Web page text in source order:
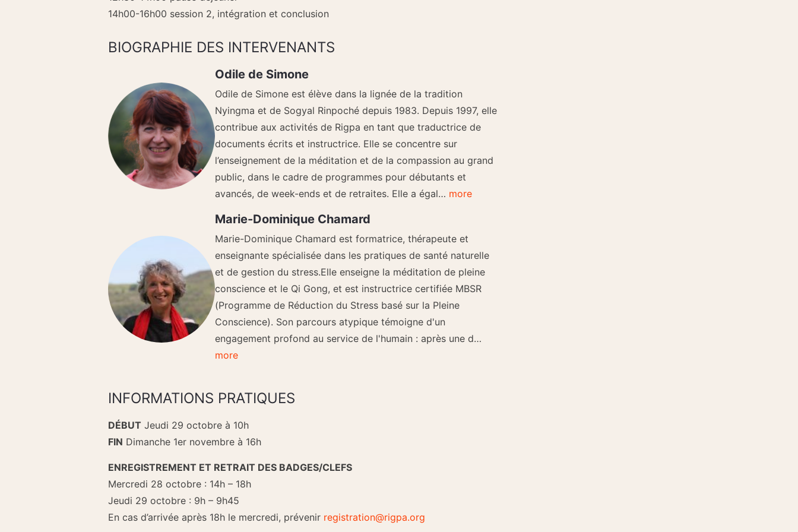
14h00-16h00 session 2, intégration et conclusion
BIOGRAPHIE DES INTERVENANTS
Odile de Simone
Odile de Simone est élève dans la lignée de la tradition
Nyingma et de Sogyal Rinpoché depuis 1983. Depuis 1997, elle
contribue aux activités de Rigpa en tant que traductrice de
documents écrits et instructrice. Elle se concentre sur
l’enseignement de la méditation et de la compassion au grand
public, dans le cadre de programmes pour débutants et
avancés, de week-ends et de retraites. Elle a égal… more
Marie-Dominique Chamard
Marie-Dominique Chamard est formatrice, thérapeute et
enseignante spécialisée dans les pratiques de santé naturelle
et de gestion du stress.Elle enseigne la méditation de pleine
conscience et le Qi Gong, et est instructrice certifiée MBSR
(Programme de Réduction du Stress basé sur la Pleine
Conscience). Son parcours atypique témoigne d'un
engagement profond au service de l'humain : après une d…
more
INFORMATIONS PRATIQUES
DÉBUT Jeudi 29 octobre à 10h
FIN Dimanche 1er novembre à 16h
ENREGISTREMENT ET RETRAIT DES BADGES/CLEFS
Mercredi 28 octobre : 14h – 18h
Jeudi 29 octobre : 9h – 9h45
En cas d’arrivée après 18h le mercredi, prévenir registration@rigpa.org